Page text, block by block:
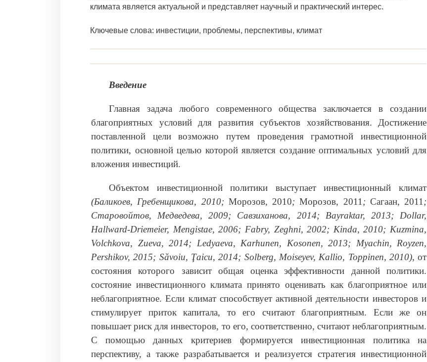
климата является актуальной и представляет научный и практический интерес.
Ключевые слова: инвестиции, проблемы, перспективы, климат
Введение
Главная задача любого современного общества заключается в создании
благоприятных условий для развития субъектов хозяйствования. Достижение
поставленной цели возможно путем проведения грамотной инвестиционной
политики, основной целью которой является создание оптимальных условий для
вложения инвестиций.
Объектом инвестиционной политики выступает инвестиционный климат
(Баликоев, Гребенщикова, 2010; Морозов, 2010;Морозов, 2011 ; Сагаан, 2011 ;
Старовойтов, Медведева, 2009; Савзиханова, 2014; Bayraktar, 2013; Dollar,
Hallward-Driemeier, Mengistae, 2006; Fabry, Zeghni, 2002; Kinda, 2010; Kuzmina,
Volchkova, Zueva, 2014; Ledyaeva, Karhunen, Kosonen, 2013; Myachin, Royzen,
Pershikov, 2015; Săvoiu, Ţaicu, 2014; Solberg, Moiseyev, Kallio, Toppinen, 2010), от
состояния которого зависит общая оценка эффективности данной политики.
состояние инвестиционного климата принято оценивать как благоприятное или
неблагоприятное. Если климат способствует активной деятельности инвесторов и
стимулирует приток капитала, то его считают благоприятным. Если же он
повышает риск для инвесторов, то его, соответственно, считают неблагоприятным.
С помощью данных критериев формируется инвестиционная политика на
перспективу, а также разрабатывается и реализуется стратегия инвестиционной